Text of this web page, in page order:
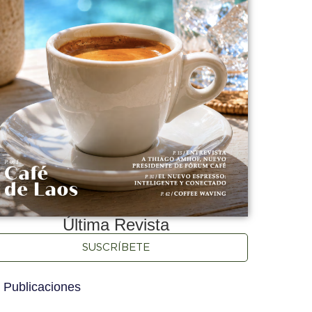
Última Revista
SUSCRÍBETE
Publicaciones